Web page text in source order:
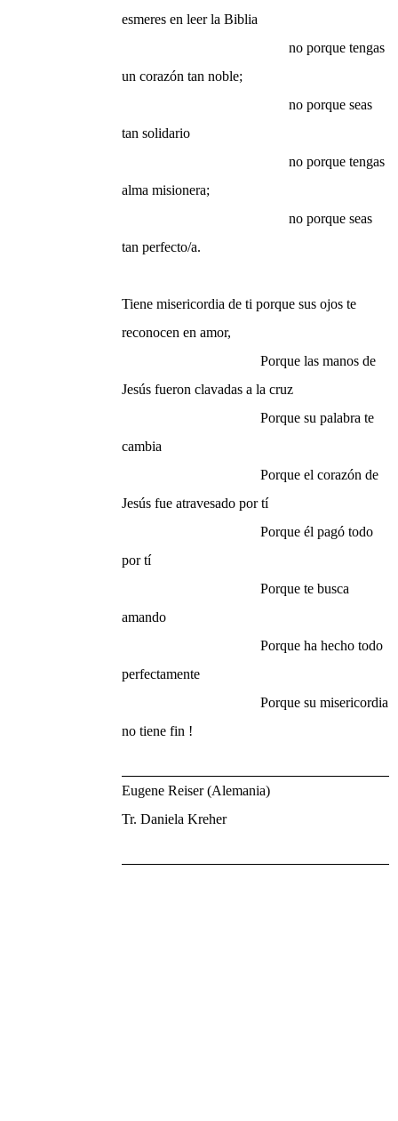
esmeres en leerla Biblia
no porque tengas
un corazón tan noble;
no porque seas
tan solidario
no porque tengas
alma misionera;
no porque seas
tan perfecto/a.
Tiene misericordia de ti porque sus ojos te
reconocen en amor,
Porque las manos de
Jesús fueron clavadas a la cruz
Porque su palabra te
cambia
Porque el corazón de
Jesús fue atravesado por tí
Porque él pagó todo
por tí
Porque te busca
amando
Porque ha hecho todo
perfectamente
Porque su misericordia
no tiene fin !
Eugene Reiser (Alemania)
Tr. Daniela Kreher